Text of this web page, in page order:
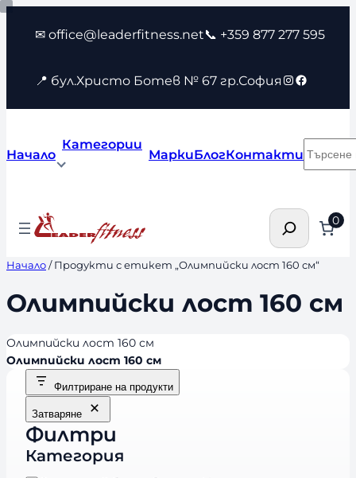
Към
съдържанието
✉ office@leaderfitness.net📞 +359 877 277 595
📍 бул.Христо Ботев № 67 гр.София Instagram
Facebook
Начало
Категории
МаркиБлогКонтакти
Търсене 0
Начало/ Продукти с етикет „Олимпийски лост 160 см“
Олимпийски лост 160 см
Олимпийски лост 160 см
Олимпийски лост 160 см
Филтриране на продукти
Затваряне
Филтри
Категория